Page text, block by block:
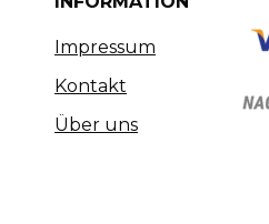
Impressum
Kontakt
Über uns